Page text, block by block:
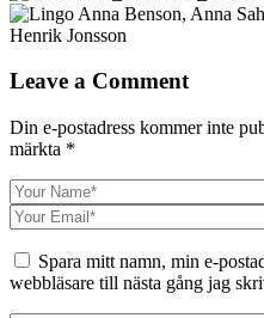
Leave a Comment
Din e-postadress kommer inte
märkta *
Spara mitt namn, min e-
webbläsare till nästa gång jag